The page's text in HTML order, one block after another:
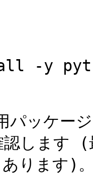
-y
パッケー
認しま
あります)